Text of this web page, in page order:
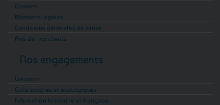
Cookies
Mentions légales
Conditions générales de vente
Avis de nos clients
Nos engagements
Livraison
Colis soignés et écologiques
Fabrication bretonne et française